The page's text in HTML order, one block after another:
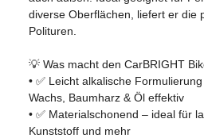
diverse Oberflächen, liefert er die
Polituren.
💡 Was macht den CarBRIGHT
• ✅ Leicht alkalische
Wachs, Baumharz & Öl effektiv
• ✅ Materialschonend – ideal für
Kunststoff und mehr